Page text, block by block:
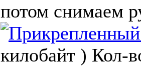
потом снимаем
килобайт ) Кол-